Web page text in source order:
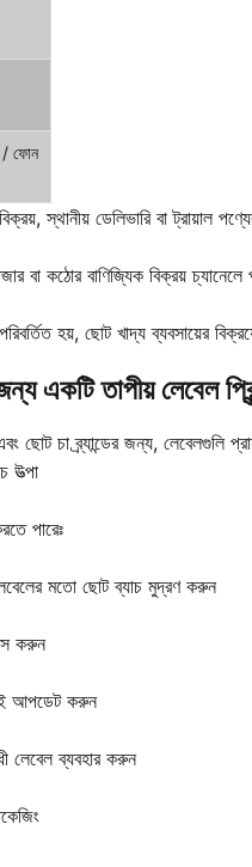
/ ফোন
স্থানীয় ডেলিভারি বা ট্রায়াল
বা কঠোর বাণিজ্যিক বিক্রয়
হয়, ছোট খাদ্য ব্যবসায়ের
একটি তাপীয় লেবেল
এবং ছোট চা ব্র্যান্ডের জন্য,
উত্পা
পারেঃ
মতো ছোট ব্যাচ মুদ্রণ করুন
করুন
আপডেট করুন
লেবেল ব্যবহার করুন